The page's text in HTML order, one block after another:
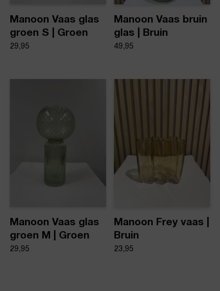
Manoon Vaas glas
groen S | Groen
29,95
Manoon Vaas bruin
glas | Bruin
49,95
Manoon Vaas glas
groen M | Groen
29,95
Manoon Frey vaas |
Bruin
23,95